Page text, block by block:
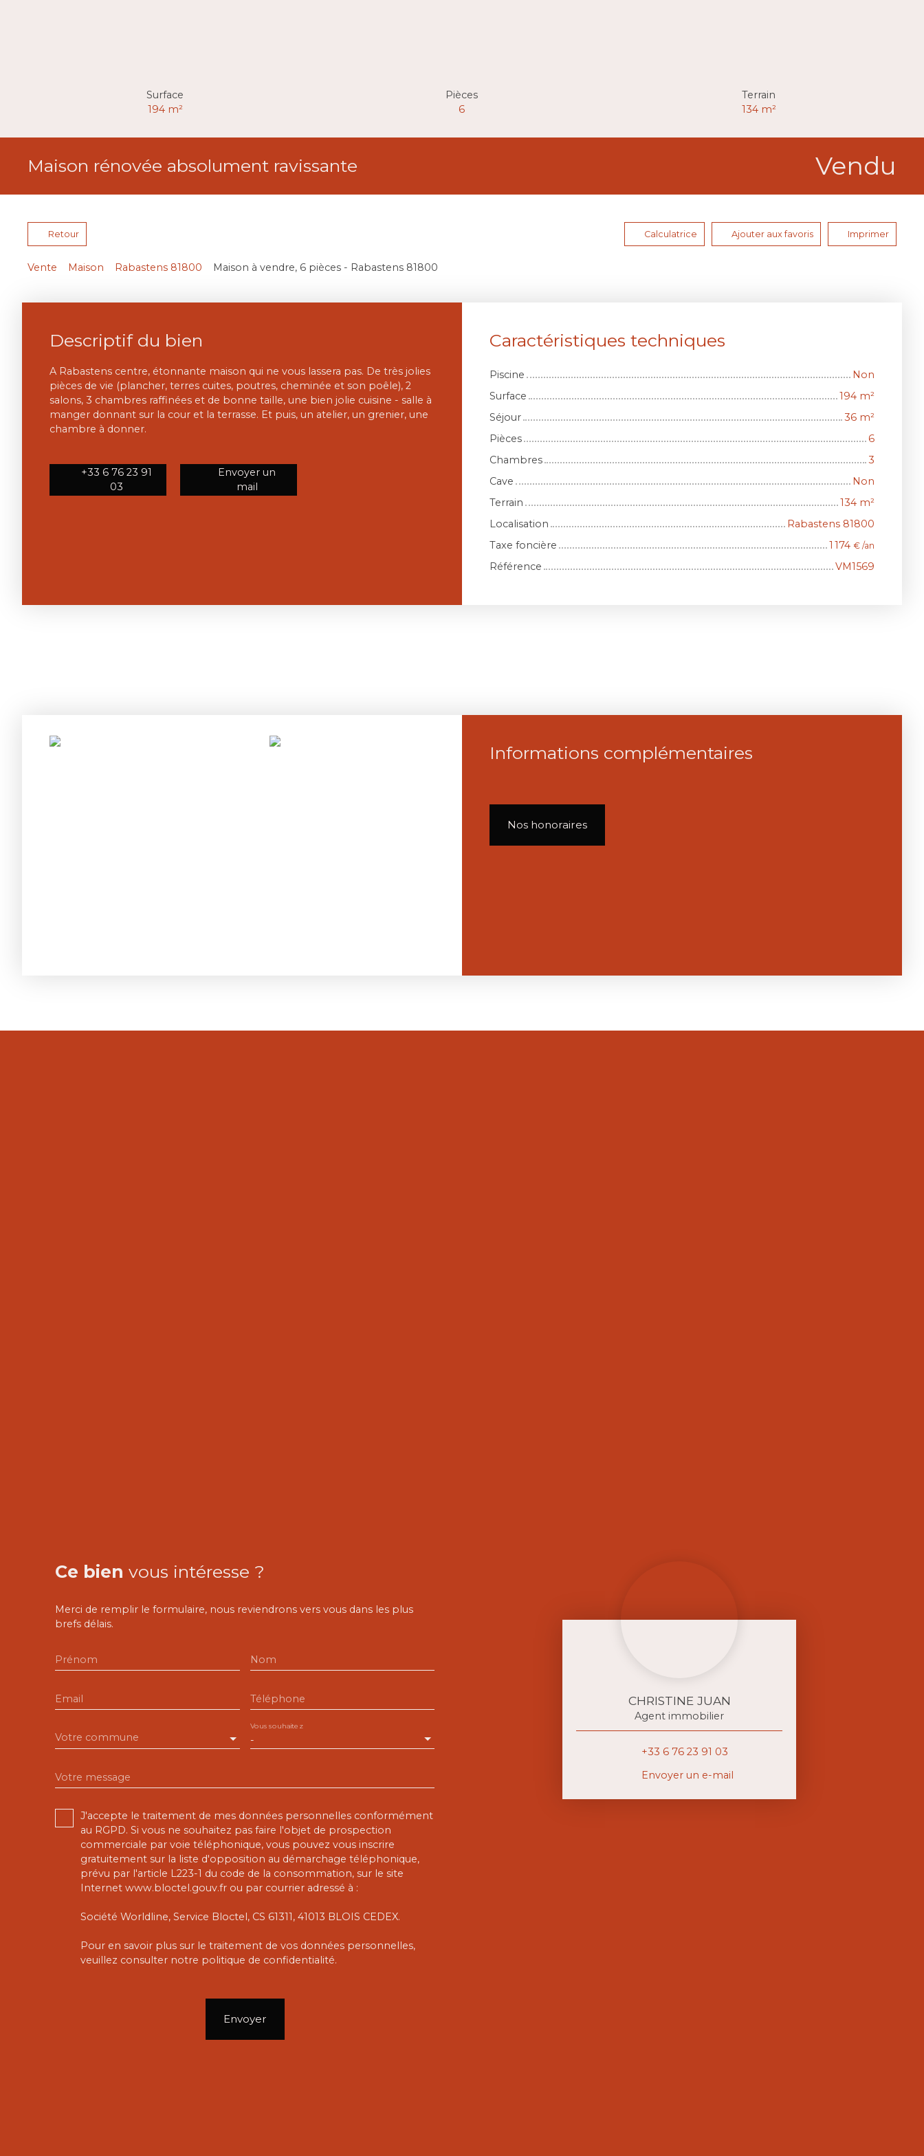
Surface
194 m²
Pièces
6
Terrain
134 m²
Maison rénovée absolument ravissante Vendu
Retour Calculatrice Ajouter aux favoris Imprimer
Vente Maison Rabastens 81800 Maison à vendre, 6 pièces - Rabastens 81800
Descriptif du bien
A Rabastens centre, étonnante maison qui ne vous lassera pas. De très jolies
pièces de vie (plancher, terres cuites, poutres, cheminée et son poêle), 2
salons, 3 chambres raffinées et de bonne taille, une bien jolie cuisine - salle à
manger donnant sur la cour et la terrasse. Et puis, un atelier, un grenier, une
chambre à donner.
+33 6 76 23 91
03
Envoyer un
mail
Caractéristiques techniques
Piscine
Non
Surface
194 m²
Séjour
36 m²
Pièces
6
Chambres
3
Cave
Non
Terrain
134 m²
Localisation
Rabastens 81800
Taxe foncière
1 174 € /an
Référence VM1569
Informations complémentaires
Nos honoraires
Ce bien vous intéresse ?
Merci de remplir le formulaire, nous reviendrons vers vous dans les plus
brefs délais.
Prénom Nom
Email Téléphone
Votre commune -
Vous souhaitez
Votre message
J'accepte le traitement de mes données personnelles conformément
au RGPD. Si vous ne souhaitez pas faire l'objet de prospection
commerciale par voie téléphonique, vous pouvez vous inscrire
gratuitement sur la liste d'opposition au démarchage téléphonique,
prévu par l'article L223-1 du code de la consommation, sur le site
Internet www.bloctel.gouv.fr ou par courrier adressé à :
Société Worldline, Service Bloctel, CS 61311, 41013 BLOIS CEDEX.
Pour en savoir plus sur le traitement de vos données personnelles,
veuillez consulter notre politique de confidentialité.
Envoyer
CHRISTINE JUAN
Agent immobilier
+33 6 76 23 91 03
Envoyer un e-mail